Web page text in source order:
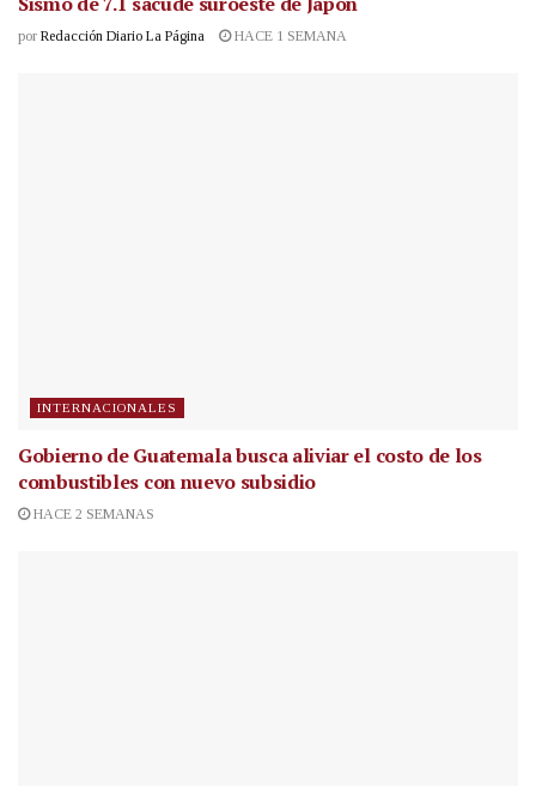
por Redacción Diario La Página HACE 1 SEMANA
INTERNACIONALES
Gobierno de Guatemala busca aliviar el costo de los
combustibles con nuevo subsidio
HACE 2 SEMANAS